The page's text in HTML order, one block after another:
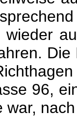
wieder
96,
war,